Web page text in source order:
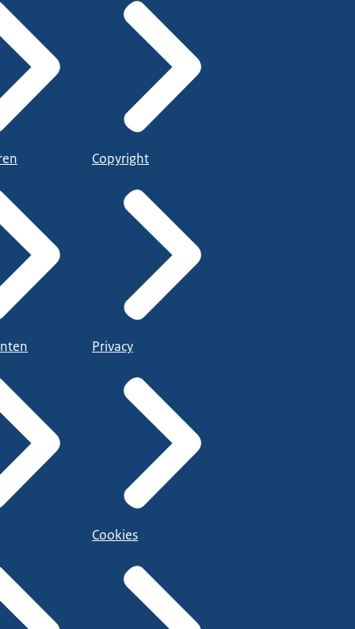
Copyright
Privacy
Cookies